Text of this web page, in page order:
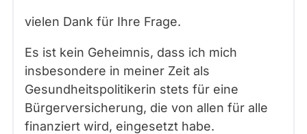
vielen Dank für Ihre Frage.
Es ist kein Geheimnis, dass ich mich
insbesondere in meiner Zeit als
Gesundheitspolitikerin stets für eine
Bürgerversicherung, die von allen für alle
finanziert wird, eingesetzt habe.